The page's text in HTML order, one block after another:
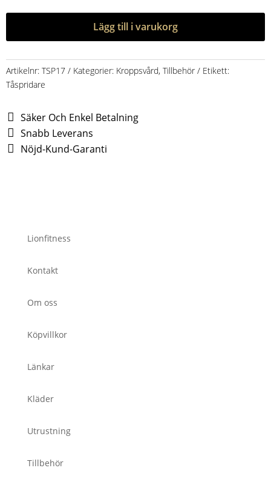
Lägg till i varukorg
Artikelnr: TSP17 Kategorier: Kroppsvård, Tillbehör
Etikett:
Tåspridare
Säker Och Enkel Betalning
Snabb Leverans
Nöjd-Kund-Garanti
Lionfitness
Kontakt
Om oss
Köpvillkor
Länkar
Kläder
Utrustning
Tillbehör